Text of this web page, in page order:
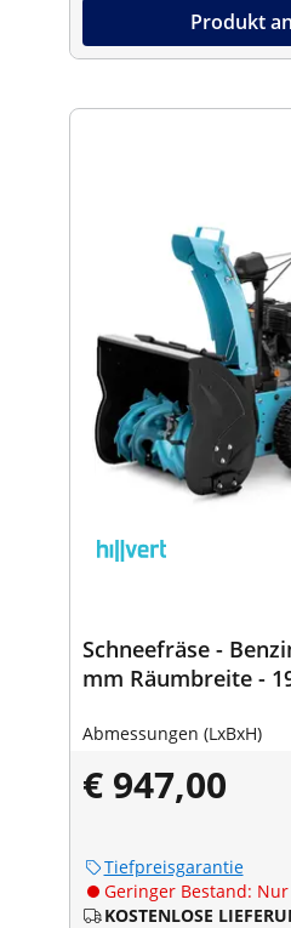
Produkt
Schneefräse -
mm Räumbreite -
Abmessungen (LxBxH)
€ 947,00
Tiefpreisgarantie
Geringer Bestand:
KOSTENLOSE